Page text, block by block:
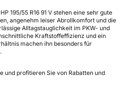
195/55 R16 91 V stehen eine sehr gute
angenehm leiser Abrollkomfort und die
Alltagstauglichkeit im PKW- und
Kraftstoffeffizienz und ein
machen ihn besonders für
und profitieren Sie von Rabatten und